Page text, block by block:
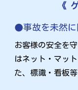
《
事故を未然
お客様の安全を
はネット・マッ
た、標識・看板